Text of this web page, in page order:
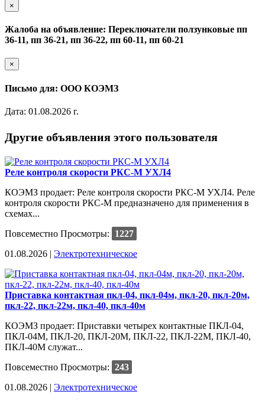
×
Жалоба на объявление: Переключатели ползунковые пп
36-11, пп 36-21, пп 36-22, пп 60-11, пп 60-21
×
Письмо для: ООО КОЭМЗ
Дата: 01.08.2026 г.
Другие объявления этого пользователя
Реле контроля скорости РКС-М УХЛ4
КОЭМЗ продает: Реле контроля скорости РКС-М УХЛ4. Реле
контроля скорости РКС-М предназначено для применения в
схемах...
Повсеместно Просмотры:
1227
01.08.2026 | Электротехническое
Приставка контактная пкл-04, пкл-04м, пкл-20, пкл-20м,
пкл-22, пкл-22м, пкл-40, пкл-40м
КОЭМЗ продает: Приставки четырех контактные ПКЛ-04,
ПКЛ-04М, ПКЛ-20, ПКЛ-20М, ПКЛ-22, ПКЛ-22М, ПКЛ-40,
ПКЛ-40М служат...
Повсеместно Просмотры: 243
01.08.2026 | Электротехническое